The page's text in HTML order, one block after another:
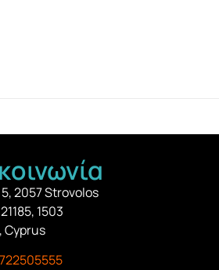
2057 Strovolos
1503
Cyprus